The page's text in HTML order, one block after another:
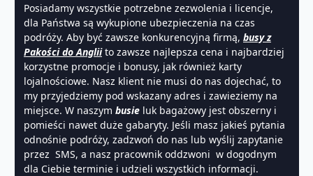
Posiadamy wszystkie potrzebne zezwolenia i licencje,
dla Państwa są wykupione ubezpieczenia na czas
podróży. Aby być zawsze konkurencyjną firmą, busy z
Pakości do Angliito zawsze najlepsza cena i najbardziej
korzystne promocje i bonusy, jak również karty
lojalnościowe. Nasz klient nie musi do nas dojechać, to
my przyjedziemy pod wskazany adres i zawieziemy na
miejsce. W naszym busie luk bagażowy jest obszerny i
pomieści nawet duże gabaryty. Jeśli masz jakieś pytania
odnośnie podróży, zadzwoń do nas lub wyślij zapytanie
przez SMS, a nasz pracownik oddzwoni w dogodnym
dla Ciebie terminie i udzieli wszystkich informacji.